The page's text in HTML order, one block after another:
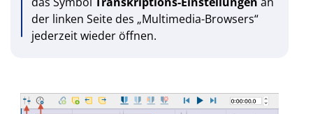
der linken Seite des „Multimedia-Browsers“
jederzeit wieder öffnen.